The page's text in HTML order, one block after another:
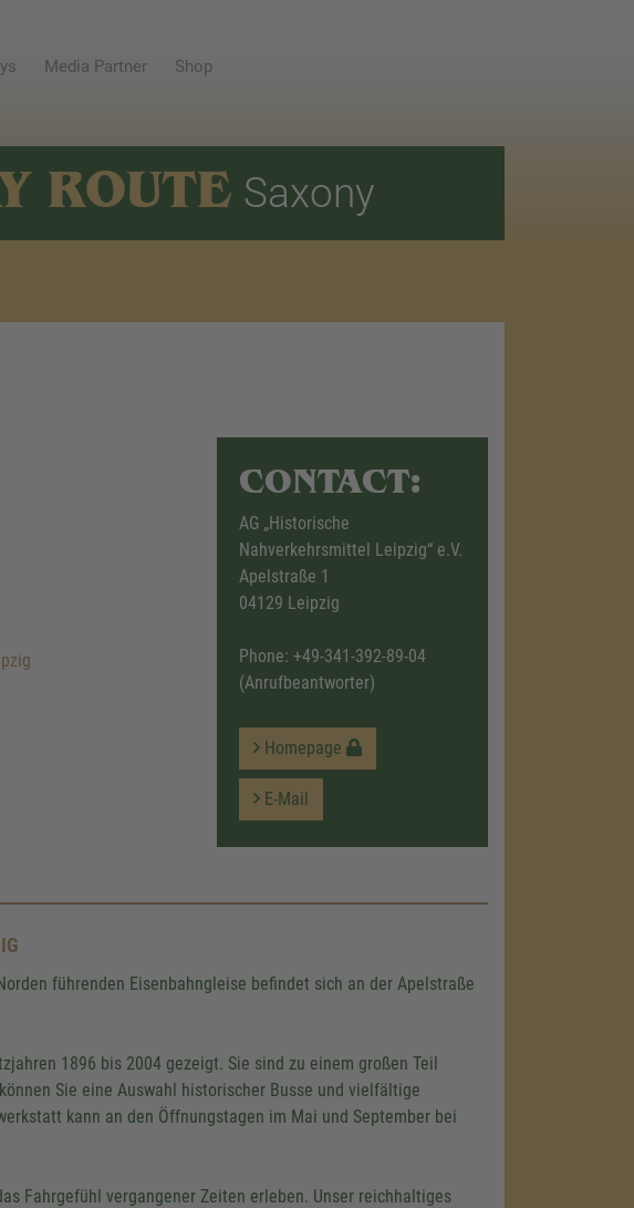
Media Partner Shop
ROUTE Saxony
CONTACT:
AG „Historische
Nahverkehrsmittel Leipzig“ e.V.
Apelstraße 1
04129 Leipzig
Phone: +49-341-392-89-04
(Anrufbeantworter)
Homepage
E-Mail
führenden Eisenbahngleise befindet sich an der Apelstraße
1896 bis 2004 gezeigt. Sie sind zu einem großen Teil
Sie eine Auswahl historischer Busse und vielfältige
kann an den Öffnungstagen im Mai und September bei
Fahrgefühl vergangener Zeiten erleben. Unser reichhaltiges